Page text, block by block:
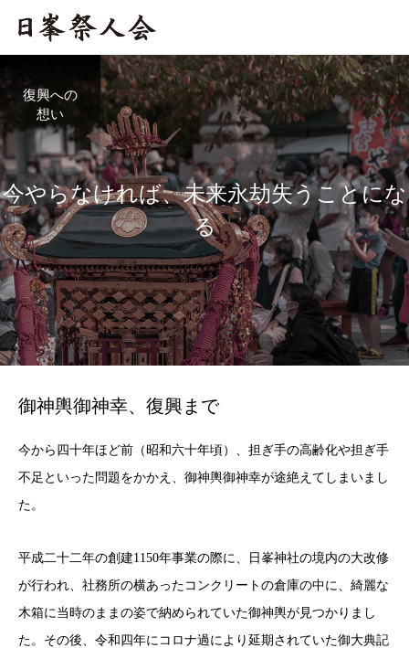
復興への
想い
今やらなければ、未来永劫失うことにな
る
御神輿御神幸、復興まで
今から四十年ほど前（昭和六十年頃）、担ぎ手の高齢化や担ぎ手
不足といった問題をかかえ、御神輿御神幸が途絶えてしまいまし
た。
平成二十二年の創建1150年事業の際に、日峯神社の境内の大改修
が行われ、社務所の横あったコンクリートの倉庫の中に、綺麗な
木箱に当時のままの姿で納められていた御神輿が見つかりまし
た。その後、令和四年にコロナ過により延期されていた御大典記